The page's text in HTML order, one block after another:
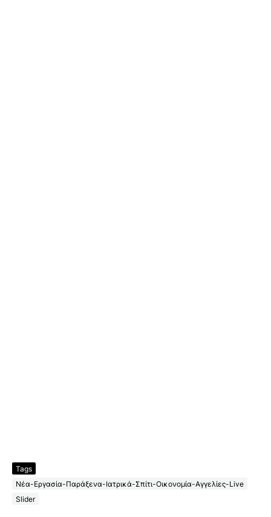
Tags
Νέα-Εργασία-Παράξενα-Ιατρικά-Σπίτι-Οικονομία-Αγγελίες-Live
Slider